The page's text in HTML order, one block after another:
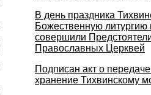
В день праздника
Божественную
совершили
Православных Церквей
Подписан акт о
хранение Тихвинскому